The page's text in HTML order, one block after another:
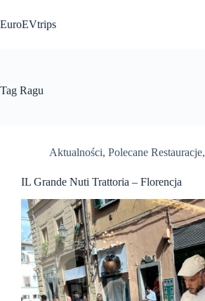
do
treści
EuroEVtrips
Tag Ragu
Aktualności, Polecane Restauracje,
IL Grande Nuti Trattoria – Florencja